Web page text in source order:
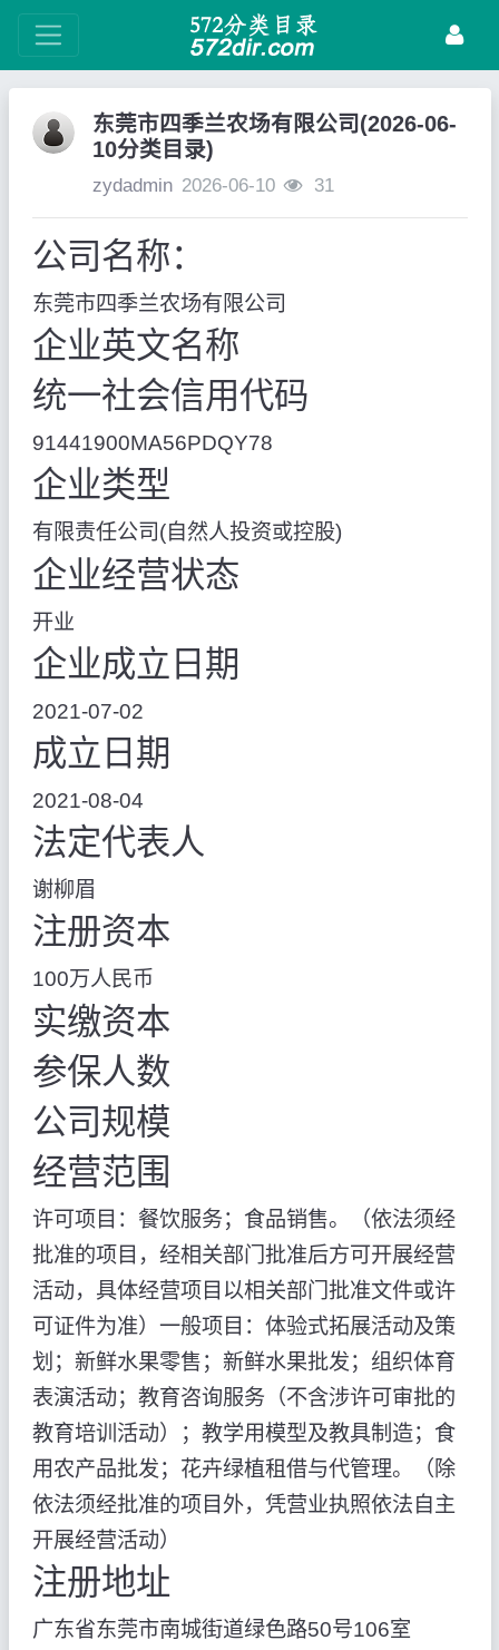
东莞市四季兰农场有限公司(2026-06-
10分类目录)
zydadmin 2026-06-10 31
公司名称：
东莞市四季兰农场有限公司
企业英文名称
统一社会信用代码
91441900MA56PDQY78
企业类型
有限责任公司(自然人投资或控股)
企业经营状态
开业
企业成立日期
2021-07-02
成立日期
2021-08-04
法定代表人
谢柳眉
注册资本
100万人民币
实缴资本
参保人数
公司规模
经营范围
许可项目：餐饮服务；食品销售。（依法须经
批准的项目，经相关部门批准后方可开展经营
活动，具体经营项目以相关部门批准文件或许
可证件为准）一般项目：体验式拓展活动及策
划；新鲜水果零售；新鲜水果批发；组织体育
表演活动；教育咨询服务（不含涉许可审批的
教育培训活动）；教学用模型及教具制造；食
用农产品批发；花卉绿植租借与代管理。（除
依法须经批准的项目外，凭营业执照依法自主
开展经营活动）
注册地址
广东省东莞市南城街道绿色路50号106室